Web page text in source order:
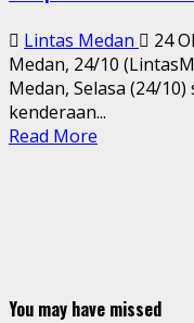
Lintas Medan
24
Medan, 24/10
Medan, Selasa (24/
kenderaan...
Read More
You may have missed